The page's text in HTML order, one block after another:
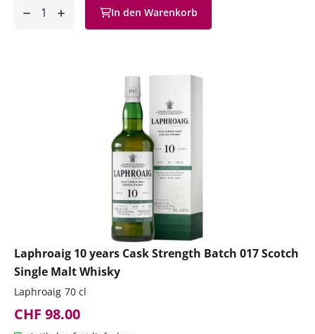
In den Warenkorb
Laphroaig 10 years Cask Strength Batch 017 Scotch
Single Malt Whisky
Laphroaig 70 cl
CHF 98.00